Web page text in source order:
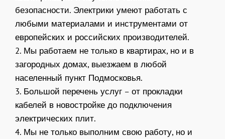
безопасности. Электрики умеют работать с
любыми материалами и инструментами от
европейских и российских производителей.
2. Мы работаем не только в квартирах, но и в
загородных домах, выезжаем в любой
населенный пункт Подмосковья.
3. Большой перечень услуг – от прокладки
кабелей в новостройке до подключения
электрических плит.
4. Мы не только выполним свою работу, но и